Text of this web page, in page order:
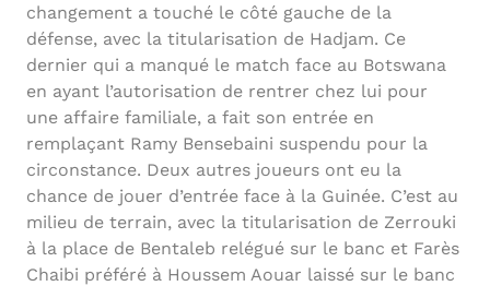
changement a touché le côté gauche de la
défense, avec la titularisation de Hadjam. Ce
dernier qui a manqué le match face au Botswana
en ayant l’autorisation de rentrer chez lui pour
une affaire familiale, a fait son entrée en
remplaçant Ramy Bensebaini suspendu pour la
circonstance. Deux autres joueurs ont eu la
chance de jouer d’entrée face à la Guinée. C’est au
milieu de terrain, avec la titularisation de Zerrouki
à la place de Bentaleb relégué sur le banc et Farès
Chaibi préféré à Houssem Aouar laissé sur le banc